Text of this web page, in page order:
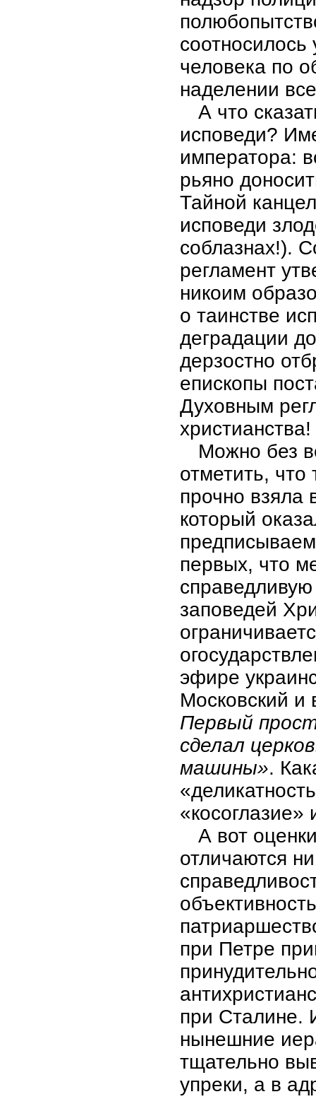
человека по
наделении
А что
исповеди?
императора:
рьяно
Тайной
исповеди
соблазнах!).
регламент
никоим
о таинстве
деградации
дерзостно
епископы
Духовным
христианства!
Можно без
отметить,
прочно взяла
который
первых, что
справедливую
заповедей
эфире
Московский и
Первый
сделал
машины».
«косоглазие»
А вот
отличаются
при Петре
при Сталине.
нынешние
тщательно
упреки, а в